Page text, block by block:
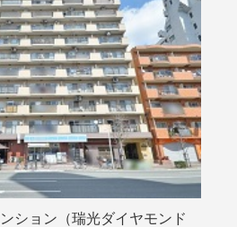
ション（瑞光ダイヤモンド